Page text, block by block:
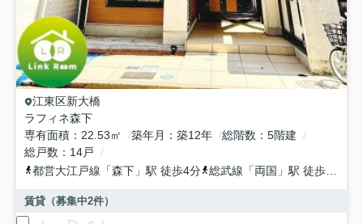
江東区新大橋
ラフィネ森下
専有面積
22.53㎡ 築年月 築12年 総階数
5階建
総戸数
14戸
都営大江戸線 「森下 」駅 徒歩4分 総武線 「両国 」駅 徒歩12分
賃貸（募集中2件）